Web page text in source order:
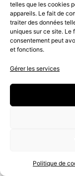
telles que les cookies
appareils. Le fait de
traiter des données
uniques sur ce site. Le
consentement peut
et fonctions.
Gérer les services
Politique de